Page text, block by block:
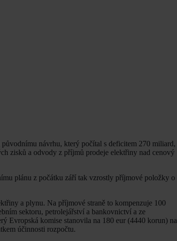
návrhu, který počítal s deficitem 270 miliard,
zisků a odvody z příjmů prodeje elektřiny nad cenový
plánu z počátku září tak vzrostly příjmové položky o
a plynu. Na příjmové straně to kompenzuje 100
sektoru, petrolejářství a bankovnictví a ze
Evropská komise stanovila na 180 eur (4440 korun) na
účinnosti rozpočtu.